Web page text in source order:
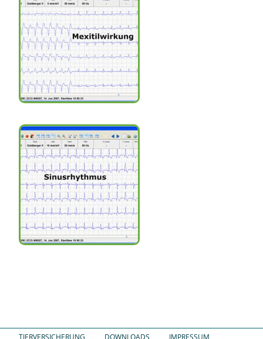
TIERVERSICHERUNG DOWNLOADS IMPRESSUM